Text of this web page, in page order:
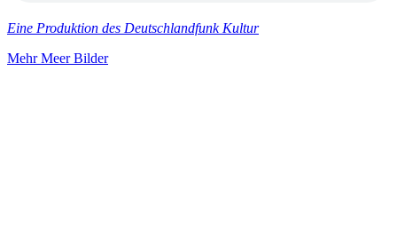
Eine Produktion des Deutschlandfunk Kultur
Mehr Meer Bilder